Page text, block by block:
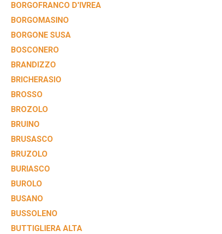
BORGOFRANCO D'IVREA
BORGOMASINO
BORGONE SUSA
BOSCONERO
BRANDIZZO
BRICHERASIO
BROSSO
BROZOLO
BRUINO
BRUSASCO
BRUZOLO
BURIASCO
BUROLO
BUSANO
BUSSOLENO
BUTTIGLIERA ALTA